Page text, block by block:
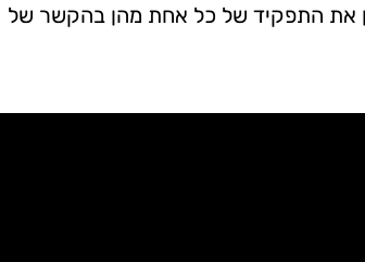
את התפקיד של כל אחת מהן בהקשר של